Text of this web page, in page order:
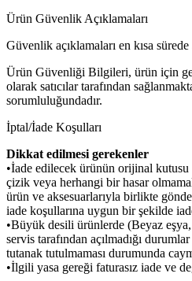
Ürün Güvenlik Açıklamaları
Güvenlik açıklamaları en kısa sürede
Ürün Güvenliği Bilgileri, ürün için
olarak satıcılar tarafından
sorumluluğundadır.
İptal/İade Koşulları
Dikkat edilmesi gerekenler
•İade edilecek ürünün orijinal kutusu
çizik veya herhangi bir hasar
ürün ve aksesuarlarıyla birlikte
iade koşullarına uygun bir şekilde
•Büyük desili ürünlerde (Beyaz
servis tarafından açılmadığı
tutanak tutulmaması durumunda
•İlgili yasa gereği faturasız iade ve